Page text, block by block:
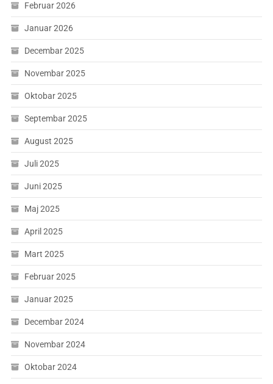
Februar 2026
Januar 2026
Decembar 2025
Novembar 2025
Oktobar 2025
Septembar 2025
August 2025
Juli 2025
Juni 2025
Maj 2025
April 2025
Mart 2025
Februar 2025
Januar 2025
Decembar 2024
Novembar 2024
Oktobar 2024